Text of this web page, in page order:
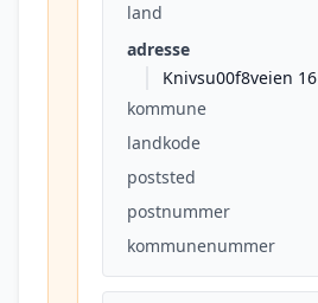
land
adresse
Knivsu00f8veien 16
kommune
landkode
poststed
postnummer
kommunenummer